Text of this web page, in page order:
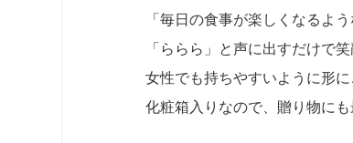
「毎日の食事が楽しくなるよ
「ららら」と声に出すだけで
女性でも持ちやすいように形に
化粧箱入りなので、贈り物にも